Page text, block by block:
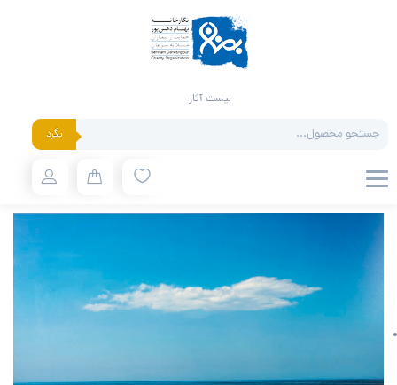
لیست آثار
search بگرد